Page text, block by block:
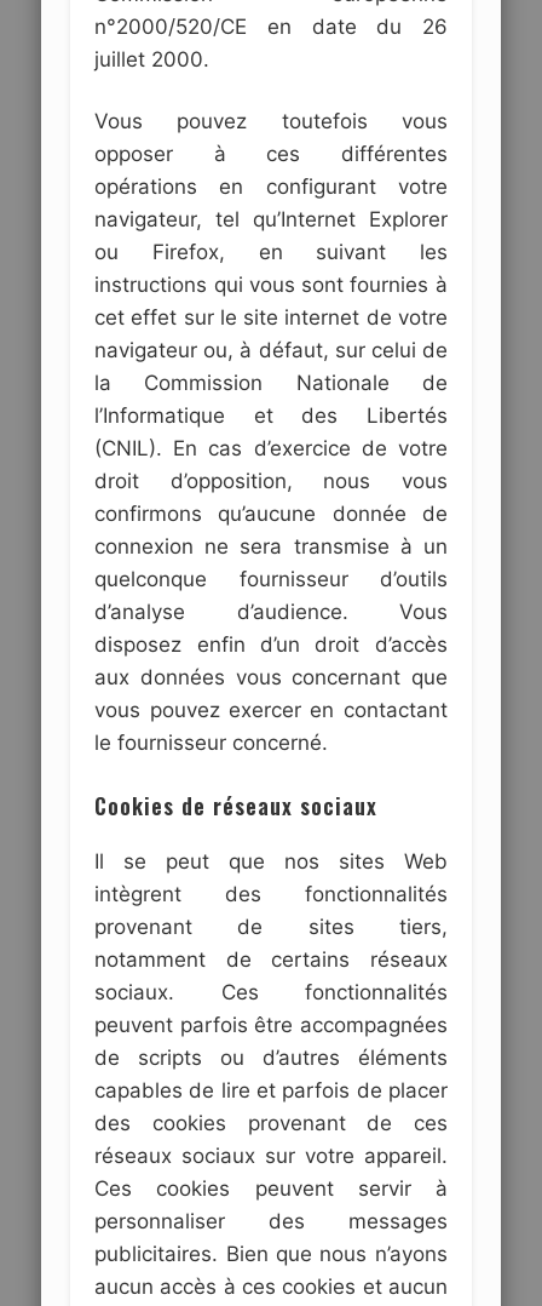
n°2000/520/CE en date du 26
juillet 2000.
Vous pouvez toutefois vous
opposer à ces différentes
opérations en configurant votre
navigateur, tel qu’Internet Explorer
ou Firefox, en suivant les
instructions qui vous sont fournies à
cet effet sur le site internet de votre
navigateur ou, à défaut, sur celui de
la Commission Nationale de
l’Informatique et des Libertés
(CNIL). En cas d’exercice de votre
droit d’opposition, nous vous
confirmons qu’aucune donnée de
connexion ne sera transmise à un
quelconque fournisseur d’outils
d’analyse d’audience. Vous
disposez enfin d’un droit d’accès
aux données vous concernant que
vous pouvez exercer en contactant
le fournisseur concerné.
Cookies de réseaux sociaux
Il se peut que nos sites Web
intègrent des fonctionnalités
provenant de sites tiers,
notamment de certains réseaux
sociaux. Ces fonctionnalités
peuvent parfois être accompagnées
de scripts ou d’autres éléments
capables de lire et parfois de placer
des cookies provenant de ces
réseaux sociaux sur votre appareil.
Ces cookies peuvent servir à
personnaliser des messages
publicitaires. Bien que nous n’ayons
aucun accès à ces cookies et aucun